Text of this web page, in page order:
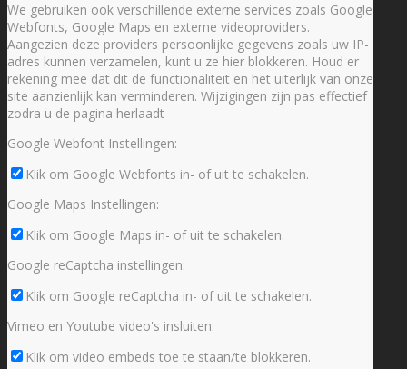
We gebruiken ook verschillende externe services zoals Google
Webfonts, Google Maps en externe videoproviders.
Aangezien deze providers persoonlijke gegevens zoals uw IP-
adres kunnen verzamelen, kunt u ze hier blokkeren. Houd er
rekening mee dat dit de functionaliteit en het uiterlijk van onze
site aanzienlijk kan verminderen. Wijzigingen zijn pas effectief
zodra u de pagina herlaadt
Google Webfont Instellingen:
Klik om Google Webfonts in- of uit te schakelen.
Google Maps Instellingen:
Klik om Google Maps in- of uit te schakelen.
Google reCaptcha instellingen:
Klik om Google reCaptcha in- of uit te schakelen.
Vimeo en Youtube video's insluiten:
Klik om video embeds toe te staan/te blokkeren.